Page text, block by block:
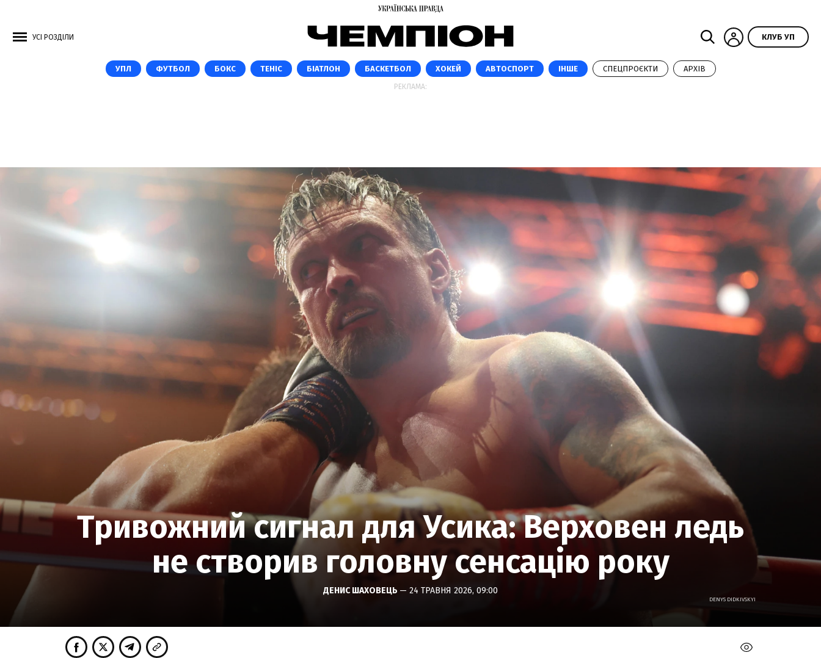
УСІ РОЗДІЛИ КЛУБ УП
УПЛ ФУТБОЛ БОКС ТЕНІС БІАТЛОН БАСКЕТБОЛ ХОКЕЙ АВТОСПОРТ ІНШЕ СПЕЦПРОЄКТИ АРХІВ
РЕКЛАМА:
Тривожний сигнал для Усика: Верховен ледь
не створив головну сенсацію року
ДЕНИС ШАХОВЕЦЬ — 24 ТРАВНЯ 2026, 09:00
DENYS DIDKIVSKYI